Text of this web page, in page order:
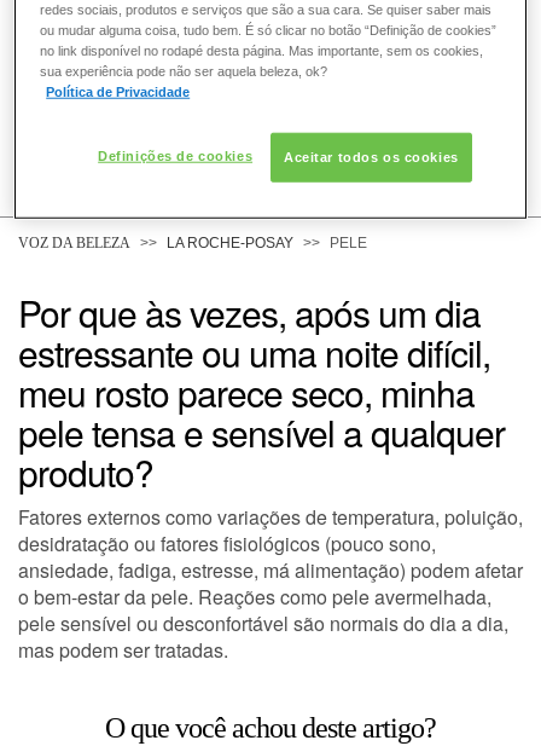
PELE
CABELO
DESODORANTE
DERMACLUB
CONSULTORIA DE PRODUTOS LA ROCHE-POSAY
VOZ DA BELEZA LA ROCHE-POSAY PELE
Por que às vezes, após um dia
estressante ou uma noite difícil,
meu rosto parece seco, minha
pele tensa e sensível a qualquer
produto?
Fatores externos como variações de temperatura, poluição,
desidratação ou fatores fisiológicos (pouco sono,
ansiedade, fadiga, estresse, má alimentação) podem afetar
o bem-estar da pele. Reações como pele avermelhada,
pele sensível ou desconfortável são normais do dia a dia,
mas podem ser tratadas.
O que você achou deste artigo?
redes sociais, produtos e serviços que são a sua cara. Se quiser saber mais
ou mudar alguma coisa, tudo bem. É só clicar no botão “Definição de cookies”
no link disponível no rodapé desta página. Mas importante, sem os cookies,
sua experiência pode não ser aquela beleza, ok?
Política de Privacidade
Definições de cookies Aceitar todos os cookies